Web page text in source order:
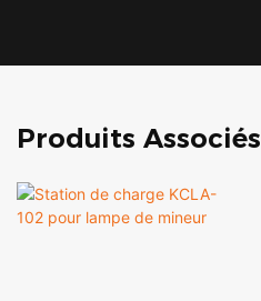
Produits Associés